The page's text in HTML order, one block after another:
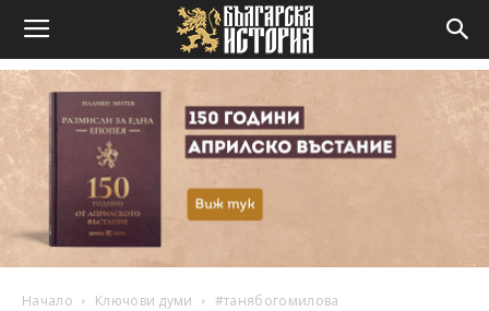
Начало Ключови думи #танябогомилова